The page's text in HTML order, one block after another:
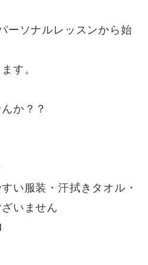
ーソナルレッスンから始
す。
か？？
い服装・汗拭きタオル・
いません